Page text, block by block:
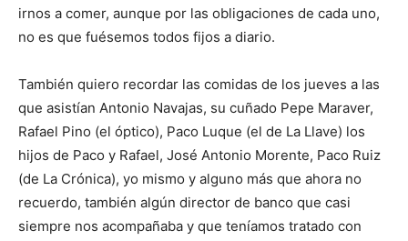
irnos a comer, aunque por las obligaciones de cada uno,
no es que fuésemos todos fijos a diario.
También quiero recordar las comidas de los jueves a las
que asistían Antonio Navajas, su cuñado Pepe Maraver,
Rafael Pino (el óptico), Paco Luque (el de La Llave) los
hijos de Paco y Rafael, José Antonio Morente, Paco Ruiz
(de La Crónica), yo mismo y alguno más que ahora no
recuerdo, también algún director de banco que casi
siempre nos acompañaba y que teníamos tratado con